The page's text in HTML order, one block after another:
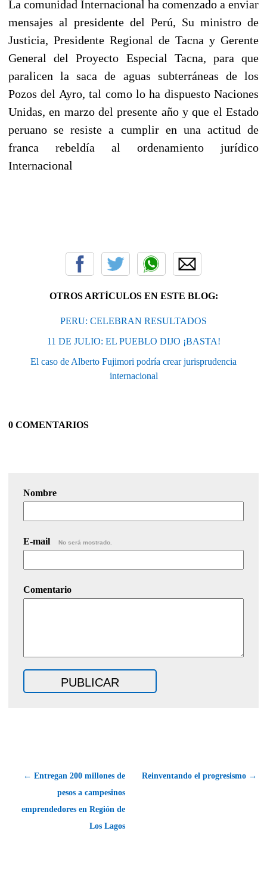
La comunidad Internacional ha comenzado a enviar
mensajes al presidente del Perú, Su ministro de
Justicia, Presidente Regional de Tacna y Gerente
General del Proyecto Especial Tacna, para que
paralicen la saca de aguas subterráneas de los
Pozos del Ayro, tal como lo ha dispuesto Naciones
Unidas, en marzo del presente año y que el Estado
peruano se resiste a cumplir en una actitud de
franca rebeldía al ordenamiento jurídico
Internacional
OTROS ARTÍCULOS EN ESTE BLOG:
PERU: CELEBRAN RESULTADOS
11 DE JULIO: EL PUEBLO DIJO ¡BASTA!
El caso de Alberto Fujimori podría crear jurisprudencia
internacional
0 COMENTARIOS
Nombre
E-mail No será mostrado.
Comentario
← Entregan 200 millones de
pesos a campesinos
emprendedores en Región de
Los Lagos
Reinventando el progresismo →